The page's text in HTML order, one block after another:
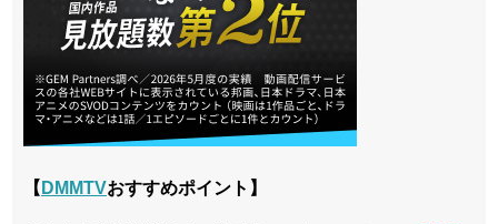
【 DMMTVおすすめポイント】